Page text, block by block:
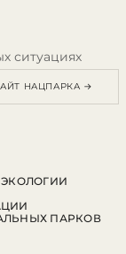
ситуациях
НАЦПАРКА →
ПАРКОВ